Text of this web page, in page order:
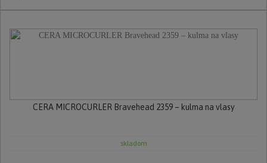
CERA MICROCURLER Bravehead 2359 – kulma na vlasy
skladom